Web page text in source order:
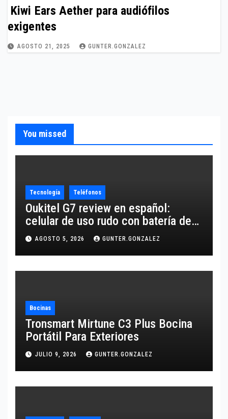
Kiwi Ears Aether para audiófilos
exigentes
AGOSTO 21, 2025 GUNTER.GONZALEZ
You missed
Tecnología Teléfonos
Oukitel G7 review en español:
celular de uso rudo con batería de
10,600 mAh
AGOSTO 5, 2026 GUNTER.GONZALEZ
Bocinas
Tronsmart Mirtune C3 Plus Bocina
Portátil Para Exteriores
JULIO 9, 2026 GUNTER.GONZALEZ